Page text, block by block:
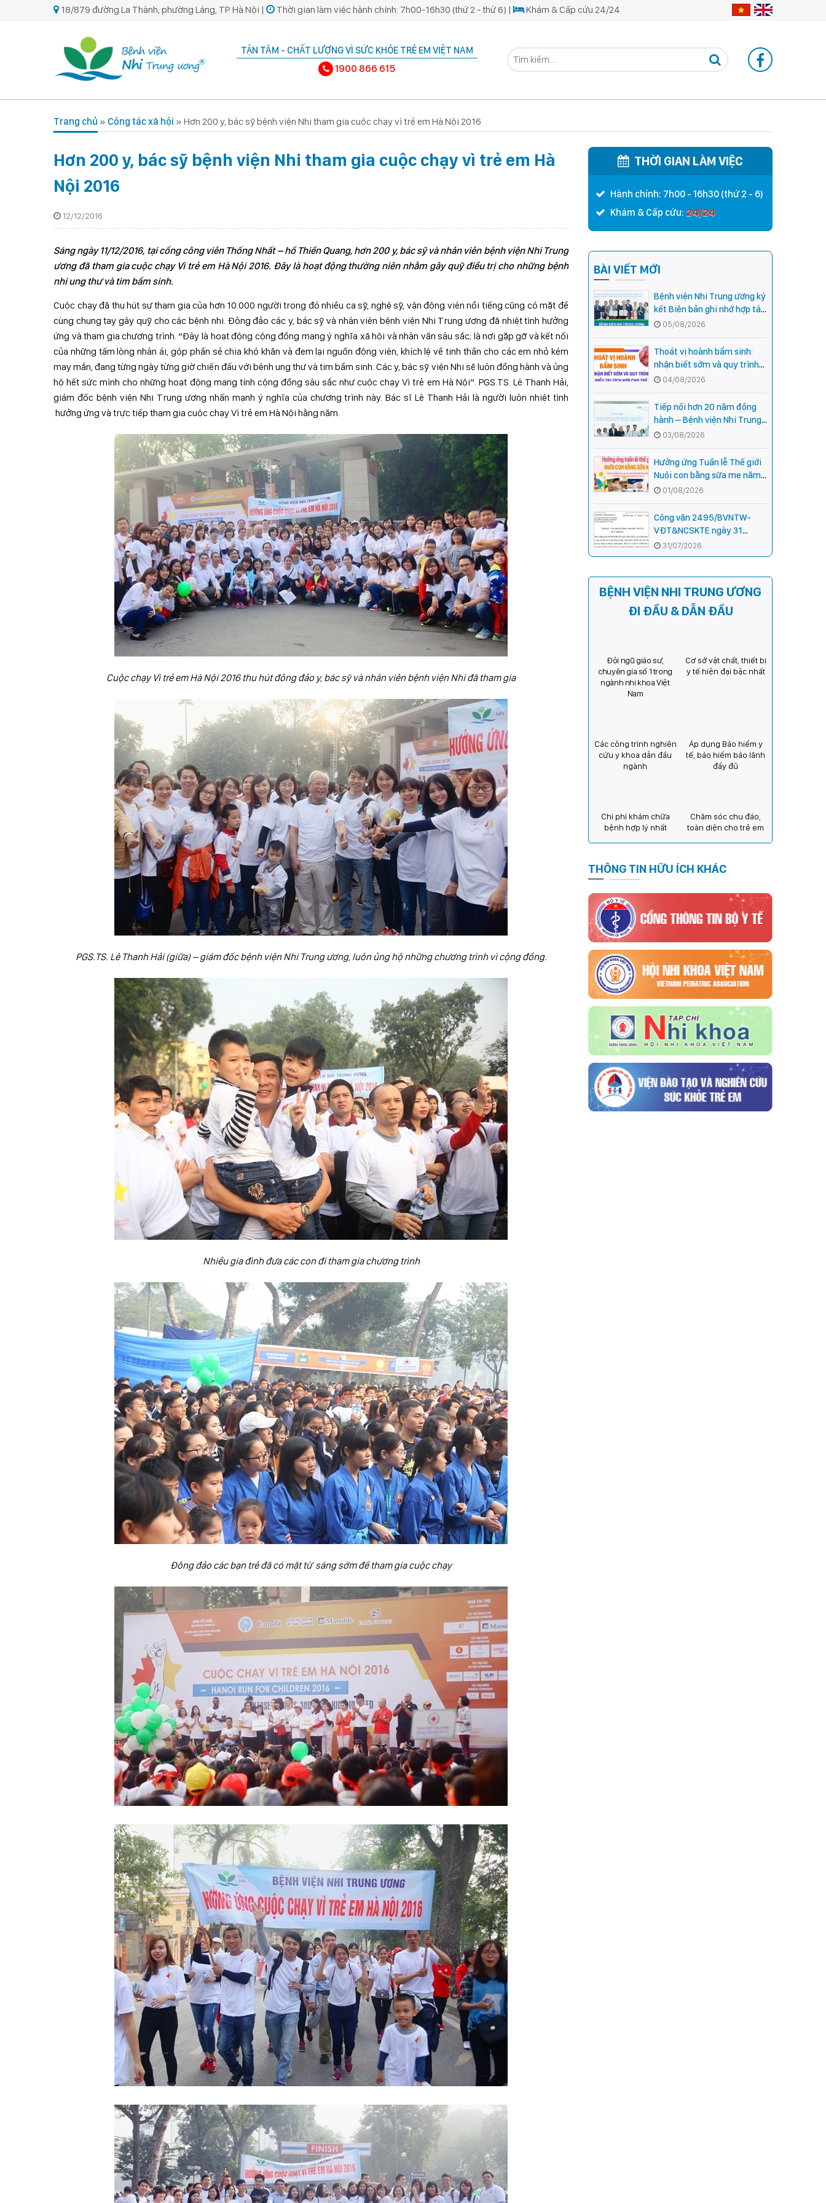
18/879 đường La Thành, phường Láng, TP. Hà Nội | Thời gian làm việc hành chính: 7h00-16h30 (thứ 2 - thứ 6) | Khám & Cấp cứu 24/24
TẬN TÂM - CHẤT LƯỢNG VÌ SỨC KHỎE TRẺ EM VIỆT NAM
1900 866 615
Trang chủ » Công tác xã hội » Hơn 200 y, bác sỹ bệnh viện Nhi tham gia cuộc chạy vì trẻ em Hà Nội 2016
Hơn 200 y, bác sỹ bệnh viện Nhi tham gia cuộc chạy vì trẻ em Hà
Nội 2016
12/12/2016
Sáng ngày 11/12/2016, tại cổng công viên Thống Nhất – hồ Thiền Quang, hơn 200 y, bác sỹ và nhân viên bệnh viện Nhi Trung
ương đã tham gia cuộc chạy Vì trẻ em Hà Nội 2016. Đây là hoạt động thường niên nhằm gây quỹ điều trị cho những bệnh
nhi ung thư và tim bẩm sinh.
Cuộc chạy đã thu hút sự tham gia của hơn 10.000 người trong đó nhiều ca sỹ, nghệ sỹ, vận động viên nổi tiếng cũng có mặt để
cùng chung tay gây quỹ cho các bệnh nhi. Đông đảo các y, bác sỹ và nhân viên bệnh viện Nhi Trung ương đã nhiệt tình hưởng
ứng và tham gia chương trình. “Đây là hoạt động cộng đồng mang ý nghĩa xã hội và nhân văn sâu sắc; là nơi gặp gỡ và kết nối
của những tấm lòng nhân ái, góp phần sẻ chia khó khăn và đem lại nguồn động viên, khích lệ về tinh thần cho các em nhỏ kém
may mắn, đang từng ngày từng giờ chiến đấu với bệnh ung thư và tim bẩm sinh. Các y, bác sỹ viện Nhi sẽ luôn đồng hành và ủng
hộ hết sức mình cho những hoạt động mang tính cộng đồng sâu sắc như cuộc chạy Vì trẻ em Hà Nội”. PGS.TS. Lê Thanh Hải,
giám đốc bệnh viện Nhi Trung ương nhấn mạnh ý nghĩa của chương trình này. Bác sĩ Lê Thanh Hải là người luôn nhiệt tình
hưởng ứng và trực tiếp tham gia cuộc chạy Vì trẻ em Hà Nội hằng năm.
Cuộc chạy Vì trẻ em Hà Nội 2016 thu hút đông đảo y, bác sỹ và nhân viên bệnh viện Nhi đã tham gia
PGS.TS. Lê Thanh Hải (giữa) – giám đốc bệnh viện Nhi Trung ương, luôn ủng hộ những chương trình vì cộng đồng.
Nhiều gia đình đưa các con đi tham gia chương trình
Đông đảo các bạn trẻ đã có mặt từ sáng sớm để tham gia cuộc chạy
THỜI GIAN LÀM VIỆC
Hành chính: 7h00 - 16h30 (thứ 2 - 6)
Khám & Cấp cứu: 24/24
BÀI VIẾT MỚI
Bệnh viện Nhi Trung ương ký
kết Biên bản ghi nhớ hợp tác
với Bệnh viện Nhi Quốc gia
Campuchia
05/08/2026
Thoát vị hoành bẩm sinh:
nhận biết sớm và quy trình
điều trị tích hợp cho trẻ -
chia sẻ từ các chuyên gia
hàng đầu của Bệnh Viện Nhi
Trung ương
04/08/2026
Tiếp nối hơn 20 năm đồng
hành – Bệnh viện Nhi Trung
ương và Tổ chức Orbis (Hoa
Kỳ) tăng cường hợp tác, mở
rộng cơ hội bảo vệ thị lực
cho trẻ em Việt Nam
03/08/2026
Hưởng ứng Tuần lễ Thế giới
Nuôi con bằng sữa mẹ năm
202601/08/2026
Công văn 2495/BVNTW-
VĐT&NCSKTE ngày 31
tháng 7 năm 2026 V/v Danh
sách người thực hành hoàn
với chức danh Bác sĩ Y khoa
31/07/2026
BỆNH VIỆN NHI TRUNG ƯƠNG
ĐI ĐẦU & DẪN ĐẦU
Đội ngũ giáo sư,
chuyên gia số 1 trong
ngành nhi khoa Việt
Nam
Cơ sở vật chất, thiết bị
y tế hiện đại bậc nhất
Các công trình nghiên
cứu y khoa dẫn đầu
ngành
Áp dụng Bảo hiểm y
tế, bảo hiểm bảo lãnh
đầy đủ
Chi phí khám chữa
bệnh hợp lý nhất
Chăm sóc chu đáo,
toàn diện cho trẻ em
THÔNG TIN HỮU ÍCH KHÁC